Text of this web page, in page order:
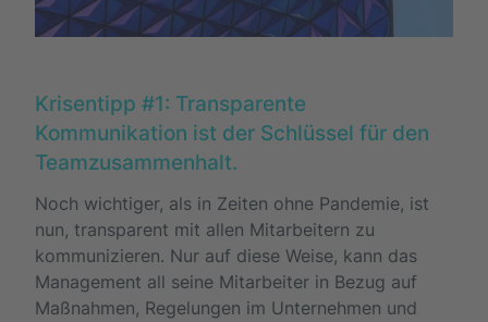
Krisentipp #1: Transparente
Kommunikation ist der Schlüssel für den
Teamzusammenhalt.
Noch wichtiger, als in Zeiten ohne Pandemie, ist
nun, transparent mit allen Mitarbeitern zu
kommunizieren. Nur auf diese Weise, kann das
Management all seine Mitarbeiter in Bezug auf
Maßnahmen, Regelungen im Unternehmen und